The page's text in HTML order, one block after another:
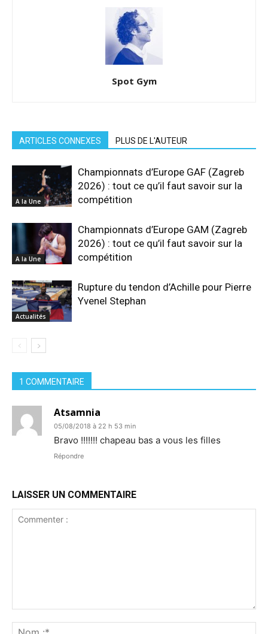
Spot Gym
ARTICLES CONNEXES PLUS DE L'AUTEUR
A la Une
Championnats d’Europe GAF (Zagreb
2026) : tout ce qu’il faut savoir sur la
compétition
A la Une
Championnats d’Europe GAM (Zagreb
2026) : tout ce qu’il faut savoir sur la
compétition
Actualités
Rupture du tendon d’Achille pour Pierre
Yvenel Stephan
1 COMMENTAIRE
Atsamnia
05/08/2018 à 22 h 53 min
Bravo !!!!!!! chapeau bas a vous les filles
Répondre
LAISSER UN COMMENTAIRE